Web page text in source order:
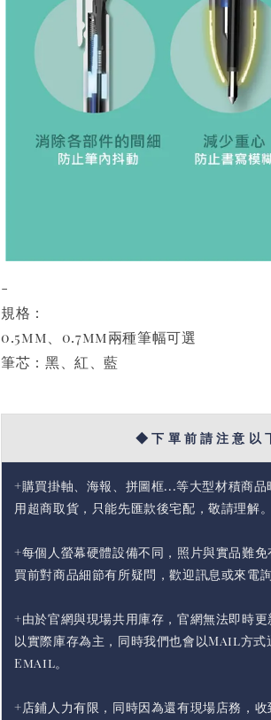
-
規格：
0.5mm、0.7mm兩種筆幅可選
筆芯：黑、紅、藍
◆ 下 單 前 請 注 意 以
+購買掛軸、海報、拼圖框...等大型材積商
用超商取貨，只能先匯款後宅配，敬請理解。
+每個人螢幕硬體設備不同，照片與實品難
買前對商品細節有所疑問，歡迎訊息或來電詢
+由於官網與現場共用庫存，官網無法即時
以實際庫存為主，同時我們也會以Mail方式
Email。
+店鋪人力有限，同時因為還有現場店務，